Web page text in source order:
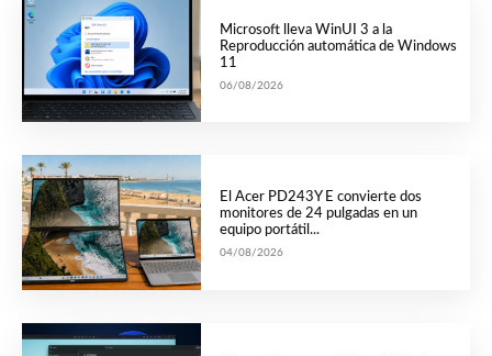
Microsoft lleva WinUI 3 a la
Reproducción automática de Windows
11
06/08/2026
El Acer PD243Y E convierte dos
monitores de 24 pulgadas en un
equipo portátil...
04/08/2026